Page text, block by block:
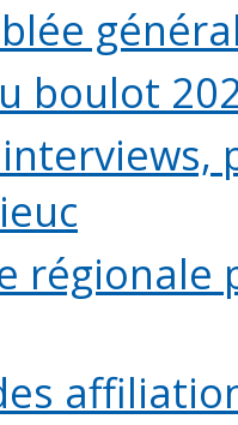
boulot
régionale